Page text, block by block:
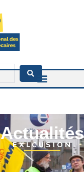
Actualités
EXLCUSION